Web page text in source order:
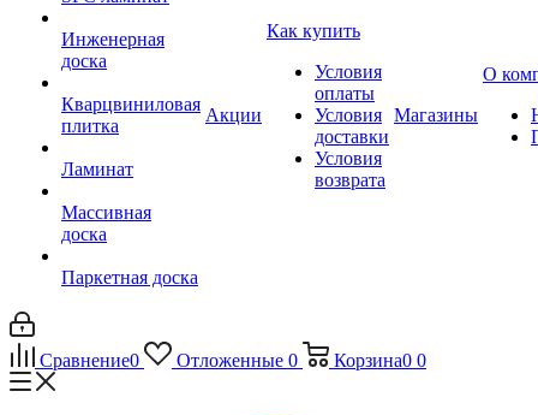
Инженерная
доска
Кварцвиниловая
плитка
Ламинат
Массивная
доска
Паркетная доска
Акции
Как купить
Условия
оплаты
Условия
доставки
Условия
возврата
Магазины
О
Сравнение0 Отложенные 0 Корзина0 0